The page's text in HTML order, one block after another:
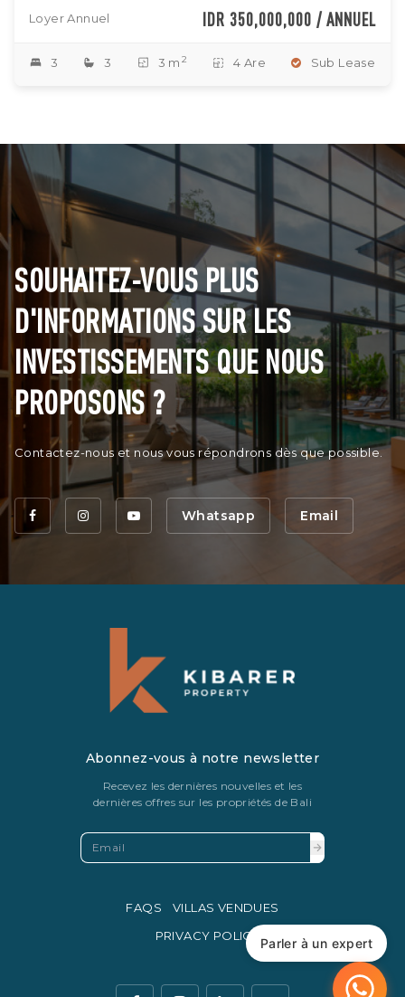
Loyer Annuel IDR 350,000,000 / ANNUEL
3 3 3 m 2 4 Are Sub Lease
SOUHAITEZ-VOUS PLUS
D'INFORMATIONS SUR LES
INVESTISSEMENTS QUE NOUS
PROPOSONS ?
Contactez-nous et nous vous répondrons dès que possible.
Whatsapp Email
Abonnez-vous à notre newsletter
Recevez les dernières nouvelles et les
dernières offres sur les propriétés de Bali
FAQS
VILLAS VENDUES
PRIVACY POLICY Parler à un expert